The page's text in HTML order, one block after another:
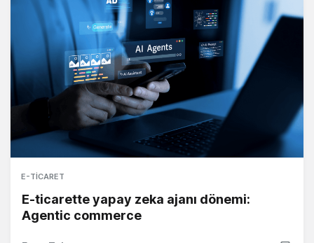
E-TICARET
E-ticarette yapay zeka ajanı dönemi:
Agentic commerce